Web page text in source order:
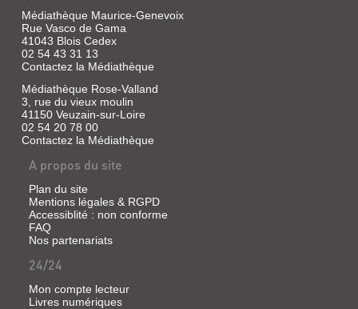
Médiathèque Maurice-Genevoix
Rue Vasco de Gama
41043 Blois Cedex
02 54 43 31 13
Contactez la Médiathèque
Médiathèque Rose-Valland
3, rue du vieux moulin
41150 Veuzain-sur-Loire
02 54 20 78 00
Contactez la Médiathèque
A propos du site
Plan du site
Mentions légales & RGPD
Accessiblité : non conforme
FAQ
Nos partenariats
24/24
Mon compte lecteur
Livres numériques